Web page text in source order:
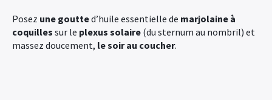
Posez une goutted’huile essentielle de marjolaine à
coquilles sur le plexus solaire (du sternum au nombril) et
massez doucement, le soir au coucher.